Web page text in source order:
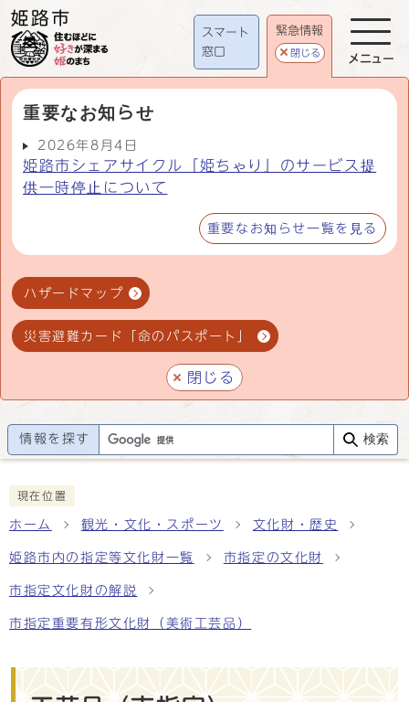
スマート
窓口
緊急情報
閉じる
重要なお知らせ
2026年8月4日
姫路市シェアサイクル「姫ちゃり」のサービス提
供一時停止について
重要なお知らせ一覧を見る
ハザードマップ
災害避難カード「命のパスポート」
閉じる
メニュー
情報を探す 検索
現在位置
ホーム 観光・文化・スポーツ 文化財・歴史
姫路市内の指定等文化財一覧 市指定の文化財
市指定文化財の解説
市指定重要有形文化財（美術工芸品）